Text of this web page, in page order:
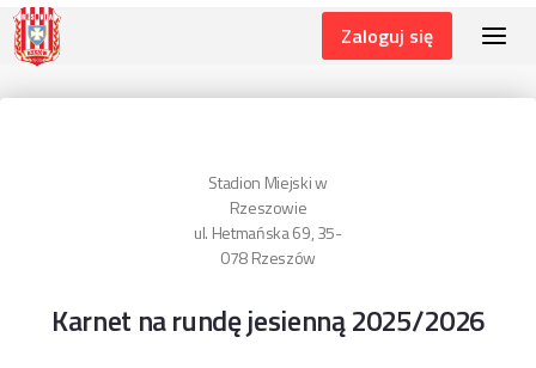
Zaloguj się
LISTA WYDARZEŃ
Stadion Miejski w
Rzeszowie
ul. Hetmańska 69, 35-
078 Rzeszów
Karnet na rundę jesienną 2025/2026